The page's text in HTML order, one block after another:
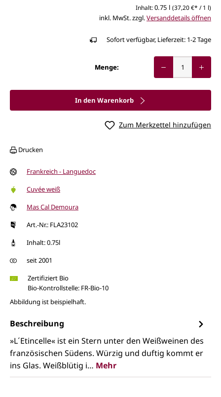
Inhalt:0.75 l (37,20 €* / 1 l)
inkl. MwSt. zzgl.Versanddetails öffnen
Sofort verfügbar, Lieferzeit: 1-2 Tage
Menge:
In den Warenkorb
Zum Merkzettel hinzufügen
Drucken
Frankreich - Languedoc
Cuvée weiß
Mas Cal Demoura
Art.-Nr.: FLA23102
Inhalt: 0.75l
seit 2001
Zertifiziert Bio
Bio-Kontrollstelle: FR-Bio-10
Abbildung ist beispielhaft.
Beschreibung
»L´Etincelle« ist ein Stern unter den Weißweinen des
französischen Südens. Würzig und duftig kommt er
ins Glas. Weißblütig i… Mehr